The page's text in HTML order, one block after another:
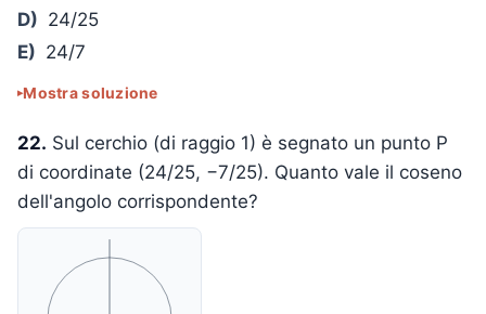
D) 24/25
E) 24/7
Mostra soluzione
22. Sul cerchio (di raggio 1) è segnato un punto P
di coordinate (24/25, −7/25). Quanto vale il coseno
dell'angolo corrispondente?